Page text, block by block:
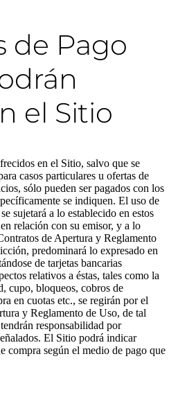
de Pago
el Sitio
en el Sitio, salvo que se
casos particulares u ofertas de
sólo pueden ser pagados con los
se indiquen. El uso de
sujetará a lo establecido en estos
relación con su emisor, y a lo
de Apertura y Reglamento
predominará lo expresado en
de tarjetas bancarias
relativos a éstas, tales como la
cupo, bloqueos, cobros de
en cuotas etc., se regirán por el
y Reglamento de Uso, de tal
responsabilidad por
El Sitio podrá indicar
compra según el medio de pago que